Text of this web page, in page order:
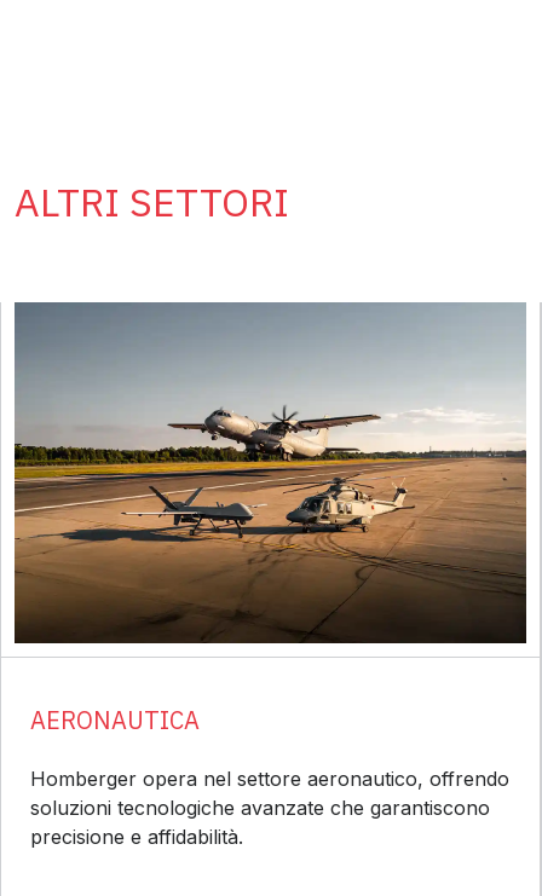
ALTRI SETTORI
AERONAUTICA
Homberger opera nel settore aeronautico, offrendo
soluzioni tecnologiche avanzate che garantiscono
precisione e affidabilità.